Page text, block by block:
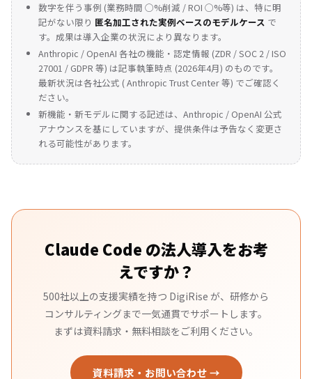
数字を伴う事例 (業務時間 ◯%削減 / ROI ◯%等) は、特に明
記がない限り 匿名加工された実例ベースのモデルケース で
す。成果は導入企業の状況により異なります。
Anthropic / OpenAI 各社の機能・認定情報 (ZDR / SOC 2 / ISO
27001 / GDPR 等) は記事執筆時点 (2026年4月) のものです。
最新状況は各社公式 (Anthropic Trust Center等) でご確認く
ださい。
新機能・新モデルに関する記述は、Anthropic / OpenAI 公式
アナウンスを基にしていますが、提供条件は予告なく変更さ
れる可能性があります。
Claude Code の法人導入をお考
えですか？
500社以上の支援実績を持つ DigiRise が、研修から
コンサルティングまで一気通貫でサポートします。
まずは資料請求・無料相談をご利用ください。
資料請求・お問い合わせ →